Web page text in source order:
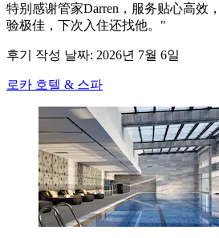
特别感谢管家Darren，服务贴心高效
验极佳，下次入住还找他。"
후기 작성 날짜: 2026년 7월 6일
로카 호텔 & 스파